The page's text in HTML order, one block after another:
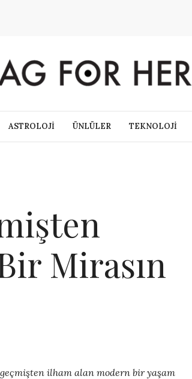
ASTROLOJİ ÜNLÜLER TEKNOLOJİ
Mirasın
ilham alan modern bir yaşam